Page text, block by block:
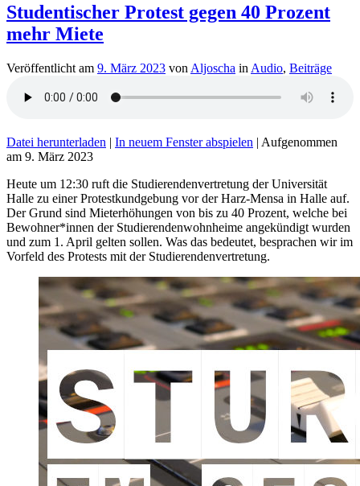
Studentischer Protest gegen 40 Prozent
mehr Miete
Veröffentlicht am 9. März 2023 von Aljoscha in Audio, Beiträge
Datei herunterladen | In neuem Fenster abspielen | Aufgenommen
am 9. März 2023
Heute um 12:30 ruft die Studierendenvertretung der Universität
Halle zu einer Protestkundgebung vor der Harz-Mensa in Halle auf.
Der Grund sind Mieterhöhungen von bis zu 40 Prozent, welche bei
Bewohner*innen der Studierendenwohnheime angekündigt wurden
und zum 1. April gelten sollen. Was das bedeutet, besprachen wir im
Vorfeld des Protests mit der Studierendenvertretung.